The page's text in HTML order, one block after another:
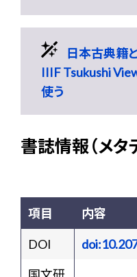
日本古典籍
IIIF Tsukushi
使う
書誌情報（メタ
項目 内容
DOI